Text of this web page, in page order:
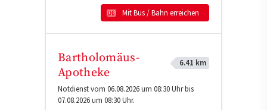
Mit Bus / Bahn erreichen
Bartholomäus-
Apotheke
6.41 km
Notdienst vom 06.08.2026 um 08:30 Uhr bis
07.08.2026 um 08:30 Uhr.